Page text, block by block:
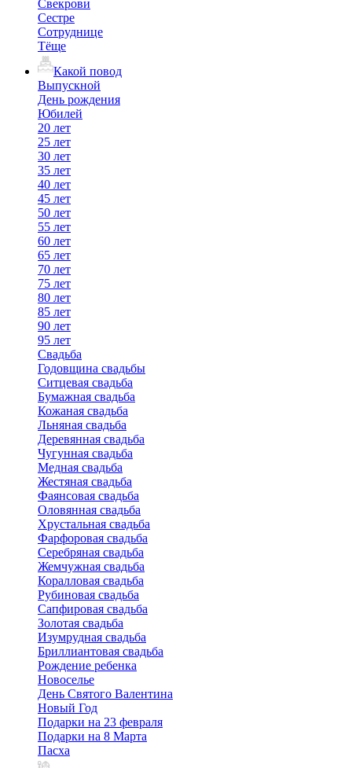
Свекрови
Сестре
Сотруднице
Тёще
Какой повод
Выпускной
День рождения
Юбилей
20 лет
25 лет
30 лет
35 лет
40 лет
45 лет
50 лет
55 лет
60 лет
65 лет
70 лет
75 лет
80 лет
85 лет
90 лет
95 лет
Свадьба
Годовщина свадьбы
Ситцевая свадьба
Бумажная свадьба
Кожаная свадьба
Льняная свадьба
Деревянная свадьба
Чугунная свадьба
Медная свадьба
Жестяная свадьба
Фаянсовая свадьба
Оловянная свадьба
Хрустальная свадьба
Фарфоровая свадьба
Серебряная свадьба
Жемчужная свадьба
Коралловая свадьба
Рубиновая свадьба
Сапфировая свадьба
Золотая свадьба
Изумрудная свадьба
Бриллиантовая свадьба
Рождение ребенка
Новоселье
День Святого Валентина
Новый Год
Подарки на 23 февраля
Подарки на 8 Марта
Пасха